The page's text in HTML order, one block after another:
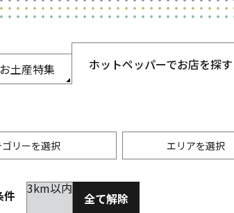
土産特集 ホットペッパーでお店を探す
リーを選択 エリアを選択
香林坊･にし茶屋周辺)
件 3km以内
全て解除